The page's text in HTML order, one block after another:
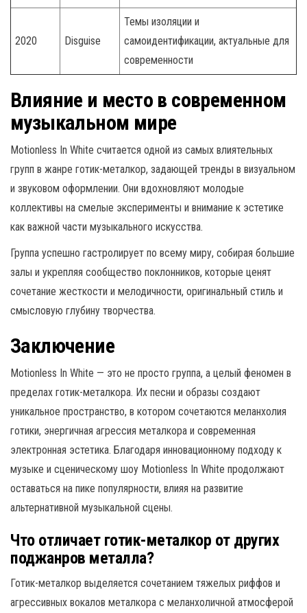
2020 Disguise
Темы изоляции и
самоидентификации, актуальные для
современности
Влияние и место в современном
музыкальном мире
Motionless In White считается одной из самых влиятельных
групп в жанре готик-металкор, задающей тренды в визуальном
и звуковом оформлении. Они вдохновляют молодые
коллективы на смелые эксперименты и внимание к эстетике
как важной части музыкального искусства.
Группа успешно гастролирует по всему миру, собирая большие
залы и укрепляя сообщество поклонников, которые ценят
сочетание жесткости и мелодичности, оригинальный стиль и
смысловую глубину творчества.
Заключение
Motionless In White — это не просто группа, а целый феномен в
пределах готик-металкора. Их песни и образы создают
уникальное пространство, в котором сочетаются меланхолия
готики, энергичная агрессия металкора и современная
электронная эстетика. Благодаря инновационному подходу к
музыке и сценическому шоу Motionless In White продолжают
оставаться на пике популярности, влияя на развитие
альтернативной музыкальной сцены.
Что отличает готик-металкор от других
поджанров металла?
Готик-металкор выделяется сочетанием тяжелых риффов и
агрессивных вокалов металкора с меланхоличной атмосферой